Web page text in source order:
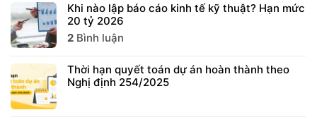
Khi nào lập báo cáo kinh tế kỹ thuật? Hạn mức
20 tỷ 2026
2 Bình luận
Thời hạn quyết toán dự án hoàn thành theo
Nghị định 254/2025